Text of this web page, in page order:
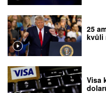
25
kvůli
Visa